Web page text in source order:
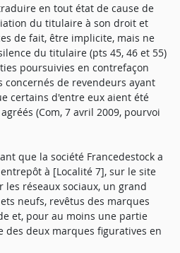
en tout état de cause de
du titulaire à son droit et
de fait, être implicite, mais ne
du titulaire (pts 45, 46 et 55)
poursuivies en contrefaçon
de revendeurs ayant
certains d'entre eux aient été
(Com, 7 avril 2009, pourvoi
que la société Francedestock a
à [Localité 7], sur le site
les réseaux sociaux, un grand
neufs, revêtus des marques
et, pour au moins une partie
des deux marques figuratives en